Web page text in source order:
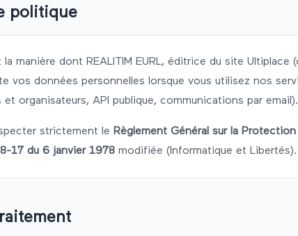
politique
la manière dont REALITIM EURL, éditrice du site Ultiplace
vos données personnelles lorsque vous utilisez nos
organisateurs, API publique, communications par email).
strictement le Règlement Général sur la
17 du 6 janvier 1978 modifiée (Informatique et Libertés).